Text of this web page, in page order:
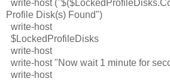
write-host
Profile Disk(s) Found")
write-host
$LockedProfileDisks
write-host
write-host "Now wait 1 minute for
write-host